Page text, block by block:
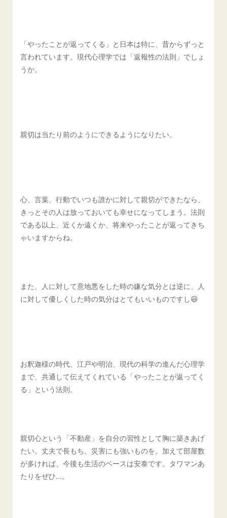
「やったことが返ってくる」と日本は特に、昔からずっと
言われています。現代心理学では「返報性の法則」でしょ
うか。
親切は当たり前のようにできるようになりたい。
心、言葉、行動でいつも誰かに対して親切ができたなら、
きっとその人は放っておいても幸せになってしまう。法則
である以上、近くか遠くか、将来やったことが返ってきち
ゃいますからね。
また、人に対して意地悪をした時の嫌な気分とは逆に、人
に対して優しくした時の気分はとてもいいものですし😆
お釈迦様の時代、江戸や明治、現代の科学の進んだ心理学
まで、共通して伝えてくれている「やったことが返ってく
る」という法則。
親切心という「不動産」を自分の習性として胸に築きあげ
たい。丈夫で長もち、災害にも強いものを。加えて部屋数
が多ければ、今後も生活のベースは安泰です。タワマンあ
たりをぜひ...。